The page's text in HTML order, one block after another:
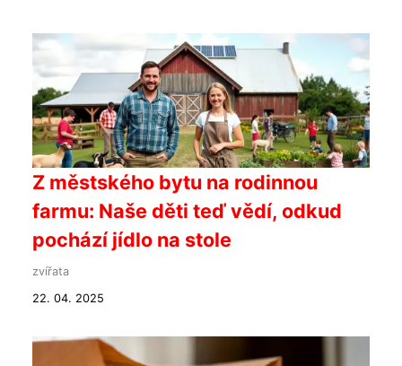
Z městského bytu na rodinnou
farmu: Naše děti teď vědí, odkud
pochází jídlo na stole
zvířata
22. 04. 2025